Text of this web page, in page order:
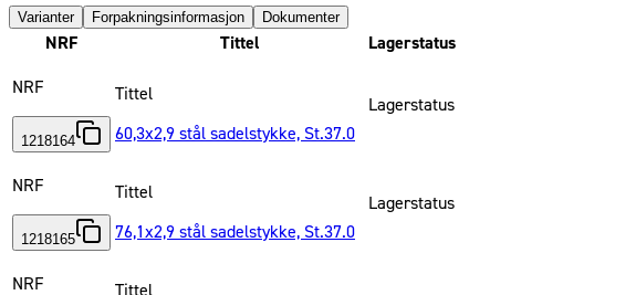
Varianter Forpakningsinformasjon Dokumenter
NRF Tittel
Lagerstatus
NRF
1218164
Tittel
60,3x2,9 stål sadelstykke, St.37.0
Lagerstatus
NRF
1218165
Tittel
76,1x2,9 stål sadelstykke, St.37.0
Lagerstatus
NRF